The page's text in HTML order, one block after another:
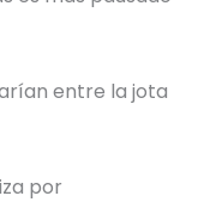
entre la jota
por